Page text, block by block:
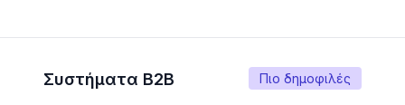
Πιο δημοφιλές
Συστήματα B2B